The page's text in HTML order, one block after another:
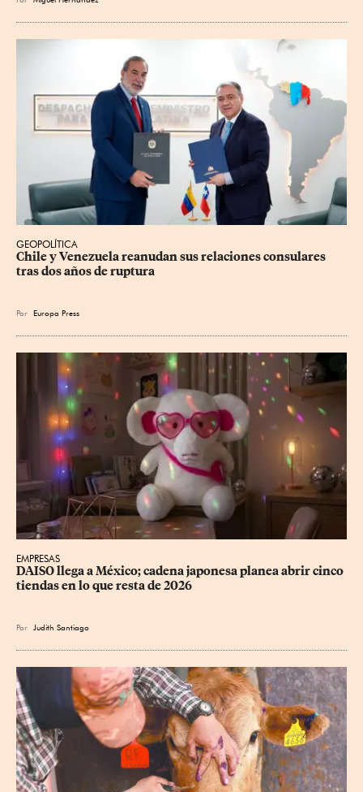
GEOPOLÍTICA
Chile y Venezuela reanudan sus relaciones consulares
tras dos años de ruptura
Por Europa Press
EMPRESAS
DAISO llega a México; cadena japonesa planea abrir cinco
tiendas en lo que resta de 2026
Por Judith Santiago